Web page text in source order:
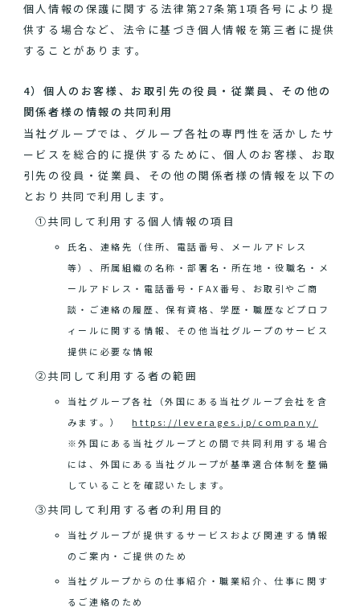
個人情報の保護に関する法律第27条第1項各号により提
供する場合など、法令に基づき個人情報を第三者に提供
することがあります。
4）個人のお客様、お取引先の役員・従業員、その他の
関係者様の情報の共同利用
当社グループでは、グループ各社の専門性を活かしたサ
ービスを総合的に提供するために、個人のお客様、お取
引先の役員・従業員、その他の関係者様の情報を以下の
とおり共同で利用します。
①共同して利用する個人情報の項目
氏名、連絡先（住所、電話番号、メールアドレス
等）、所属組織の名称・部署名・所在地・役職名・メ
ールアドレス・電話番号・FAX番号、お取引やご商
談・ご連絡の履歴、保有資格、学歴・職歴などプロフ
ィールに関する情報、その他当社グループのサービス
提供に必要な情報
②共同して利用する者の範囲
当社グループ各社（外国にある当社グループ会社を含
みます。） https://leverages.jp/company/
※外国にある当社グループとの間で共同利用する場合
には、外国にある当社グループが基準適合体制を整備
していることを確認いたします。
③共同して利用する者の利用目的
当社グループが提供するサービスおよび関連する情報
のご案内・ご提供のため
当社グループからの仕事紹介・職業紹介、仕事に関す
るご連絡のため